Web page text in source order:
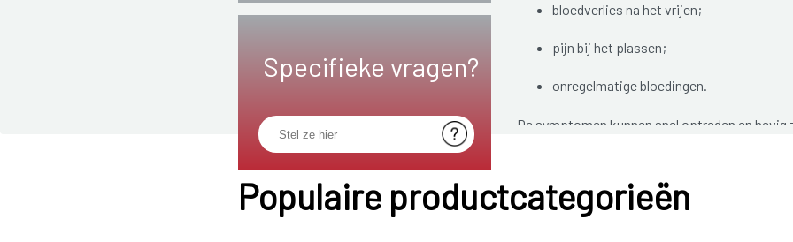
Specifieke vragen?
bloedverlies na het vrijen;
pijn bij het plassen;
onregelmatige bloedingen.
De symptomen kunnen snel optreden en
Een eileiderontsteking moet steeds behandeld
beschadigd raken. Door vorming van
Populaire productcategorieën